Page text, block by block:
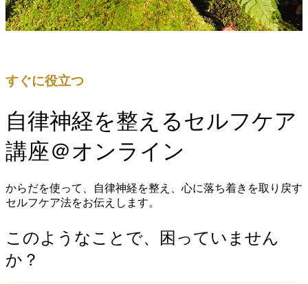
すぐに役立つ
自律神経を整えるセルフケア
講座＠オンライン
からだを使って、自律神経を整え、心に落ち着きを取り戻す
セルフケア法をお伝えします。
このようなことで、困っていません
か？